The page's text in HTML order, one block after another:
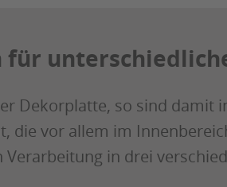
Dekorplatte, so sind damit
die vor allem im
Verarbeitung in drei